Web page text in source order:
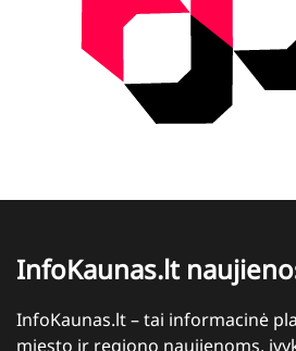
InfoKaunas.lt
InfoKaunas.lt – tai informacinė
miesto ir regiono naujienoms,